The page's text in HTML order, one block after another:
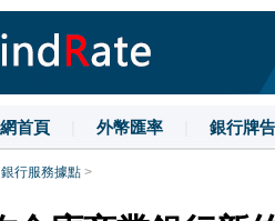
首頁 外幣匯率 銀行牌告
銀行服務據點>